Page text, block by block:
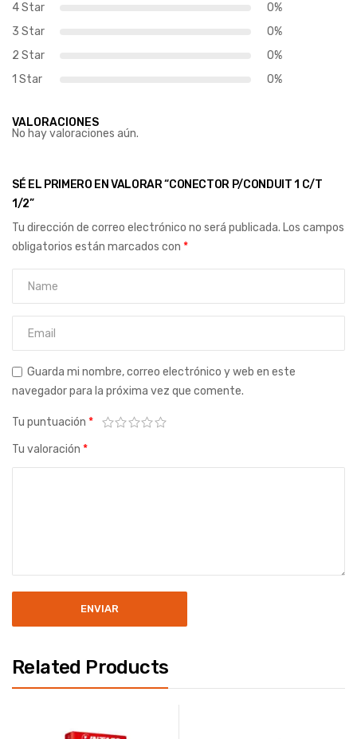
4 Star
0%
3 Star
0%
2 Star
0%
1 Star
0%
VALORACIONES
No hay valoraciones aún.
SÉ EL PRIMERO EN VALORAR “CONECTOR P/CONDUIT 1 C/T
1/2”
Tu dirección de correo electrónico no será publicada. Los campos
obligatorios están marcados con *
Guarda mi nombre, correo electrónico y web en este
navegador para la próxima vez que comente.
Tu puntuación *
Tu valoración *
Related Products